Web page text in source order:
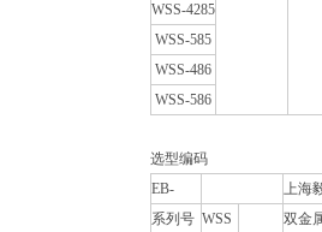
WSS-4285
WSS-585
WSS-486
WSS-586
选型编码
EB-
上海
系列号 WSS 双金